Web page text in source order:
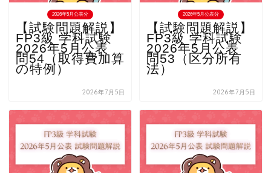
2026年5月公表分
【試験問題解説】
FP3級 学科試験
2026年5月公表
問54（取得費加算
の特例）
2026年7月5日
2026年5月公表分
【試験問題解説】
FP3級 学科試験
2026年5月公表
問53（区分所有
法）
2026年7月5日